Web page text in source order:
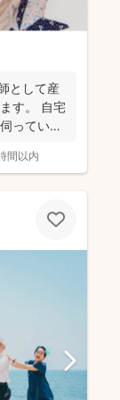
として産
す。 自宅
っていま
間以内